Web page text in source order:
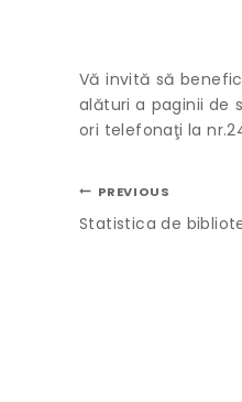
Vă invită să
alături a paginii de
ori telefonaţi la
PREVIOUS
Statistica de